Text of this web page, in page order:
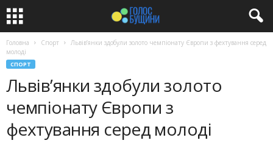
Головна Спорт
Львів’янки здобули золото чемпіонату Європи з фехтування серед
молоді
СПОРТ
Львів’янки здобули золото
чемпіонату Європи з
фехтування серед молоді